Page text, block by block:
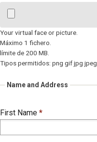
Your virtual face or picture.
Máximo 1 fichero.
límite de 200 MB.
Tipos permitidos: png gif jpg jpeg.
Name and Address
First Name *